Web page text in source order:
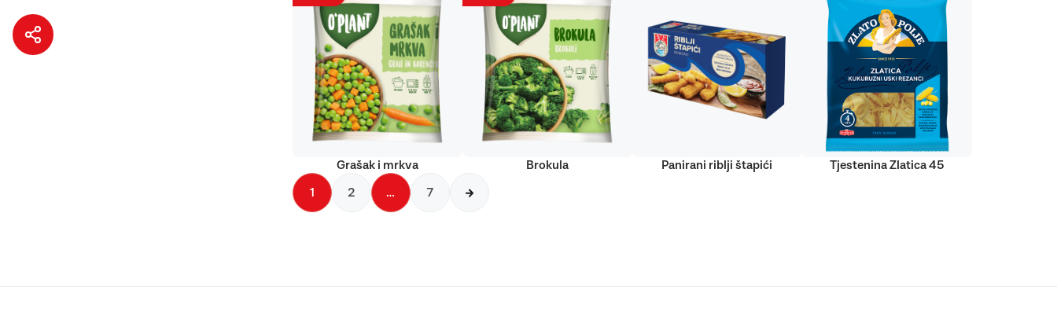
Grašak i mrkva Brokula Panirani riblji štapići Tjestenina Zlatica 45
1 2 … 7